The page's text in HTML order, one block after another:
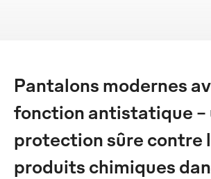
Pantalons modernes
fonction antistatique –
protection sûre contre
produits chimiques